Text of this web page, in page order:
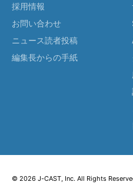
採用情報
お問い合わせ
ニュース読者投稿
編集長からの手紙
© 2026 J-CAST, Inc. All Rights